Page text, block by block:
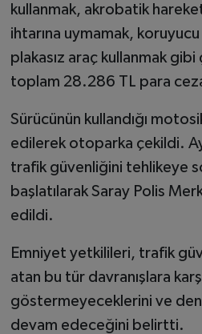
kullanmak, akrobatik
ihtarına uymamak,
plakasız araç kullanmak
toplam 28.286 TL para
Sürücünün kullandığı
edilerek otoparka çekildi.
trafik güvenliğini tehlikeye
başlatılarak Saray Polis
edildi.
Emniyet yetkilileri, trafik
atan bu tür davranışlara
göstermeyeceklerini ve
devam edeceğini belirtti.